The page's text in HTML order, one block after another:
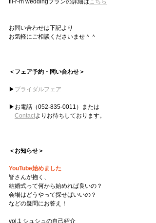
fil-r-m weddingプランの詳細はこちら
お問い合わせは下記より
お気軽にご相談くださいませ＾＾
＜フェア予約・問い合わせ＞
▶︎ ブライダルフェア
▶︎お電話（052-835-0011）または
Contactよりお待ちしております。
＜お知らせ＞
YouTube始めました
皆さんが抱く、
結婚式って何から始めれば良いの？
会場はどうやって探せばいいの？
などの疑問にお答え！
vol.1 シュシュの自己紹介